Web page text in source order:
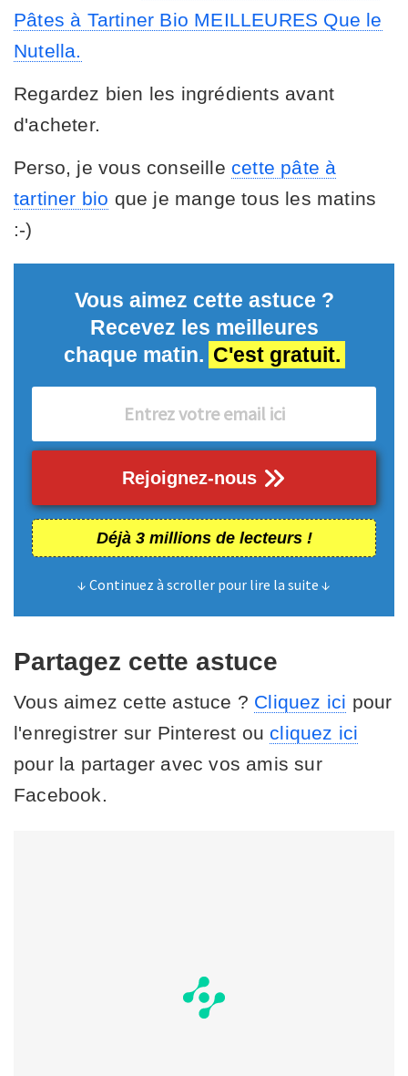
Pâtes à Tartiner Bio MEILLEURES Que le
Nutella.
Regardez bien les ingrédients avant
d'acheter.
Perso, je vous conseille cette pâte à
tartiner bio que je mange tous les matins
:-)
Vous aimez cette astuce ?
Recevez les meilleures
chaque matin. C'est gratuit.
Rejoignez-nous
Déjà 3 millions de lecteurs !
↓ Continuez à scroller pour lire la suite ↓
Partagez cette astuce
Vous aimez cette astuce ? Cliquez ici pour
l'enregistrer sur Pinterest ou cliquez ici
pour la partager avec vos amis sur
Facebook.